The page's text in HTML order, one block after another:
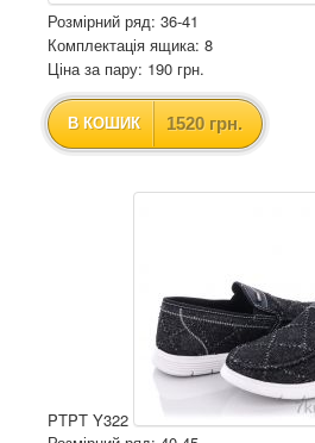
Розмірний ряд: 36-41
Комплектація ящика: 8
Ціна за пару: 190 грн.
В КОШИК 1520 грн.
PTPT Y322